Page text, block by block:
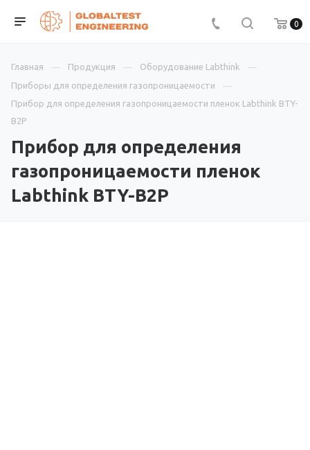
0
Главная Продукция
Оборудование Labthink
Приборы для определения газопроницаемости
Прибор для определения газопроницаемости пленок Labthink BTY-
B2P
Прибор для определения
газопроницаемости пленок
Labthink BTY-B2P